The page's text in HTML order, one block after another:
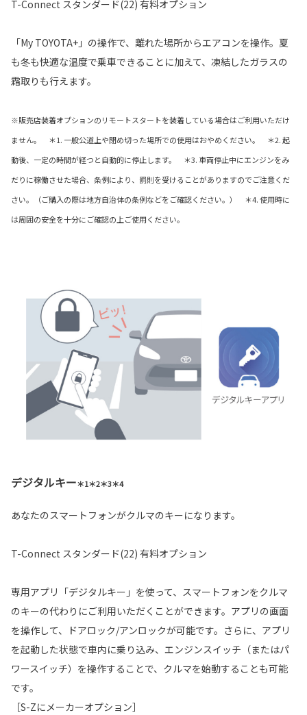
T-Connect スタンダード(22) 有料オプション
「My TOYOTA+」の操作で、離れた場所からエアコンを操作。夏
も冬も快適な温度で乗車できることに加えて、凍結したガラスの
霜取りも行えます。
※販売店装着オプションのリモートスタートを装着している場合はご利用いただけ
ません。 ＊1. 一般公道上や閉め切った場所での使用はおやめください。 ＊2. 起
動後、一定の時間が経つと自動的に停止します。 ＊3. 車両停止中にエンジンをみ
だりに稼働させた場合、条例により、罰則を受けることがありますのでご注意くだ
さい。（ご購入の際は地方自治体の条例などをご確認ください。） ＊4. 使用時に
は周囲の安全を十分にご確認の上ご使用ください。
デジタルキー＊1＊2＊3＊4
あなたのスマートフォンがクルマのキーになります。
T-Connect スタンダード(22) 有料オプション
専用アプリ「デジタルキー」を使って、スマートフォンをクルマ
のキーの代わりにご利用いただくことができます。アプリの画面
を操作して、ドアロック/アンロックが可能です。さらに、アプリ
を起動した状態で車内に乗り込み、エンジンスイッチ（またはパ
ワースイッチ）を操作することで、クルマを始動することも可能
です。
［S-Zにメーカーオプション］